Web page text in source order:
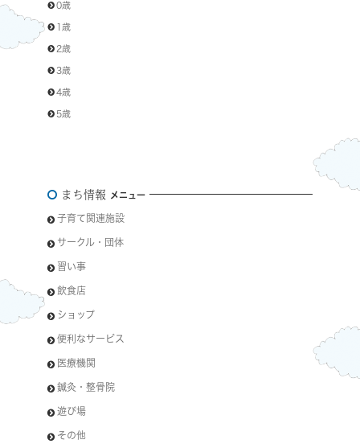
0歳
1歳
2歳
3歳
4歳
5歳
まち情報 メニュー
子育て関連施設
サークル・団体
習い事
飲食店
ショップ
便利なサービス
医療機関
鍼灸・整骨院
遊び場
その他